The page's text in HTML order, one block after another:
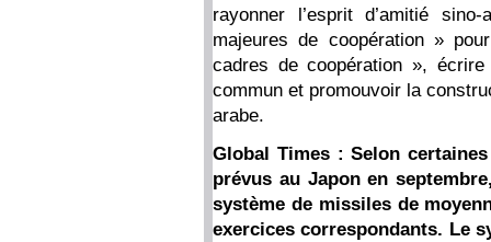
rayonner l’esprit d’amitié
majeures de coopération »
cadres de coopération »,
commun et promouvoir la
arabe.
Global Times : Selon
prévus au Japon en
système de missiles de
exercices correspondants. Le